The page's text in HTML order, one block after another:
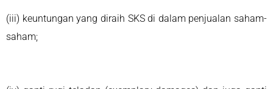
(iii) keuntungan yang diraih SKS di dalam penjualan saham-
saham;